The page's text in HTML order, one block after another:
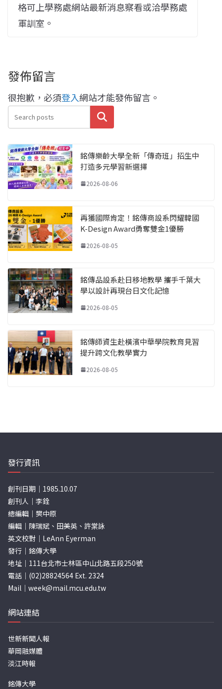
格可上學務處網站最新消息察看或洽學務處
軍訓室。
發佈留言
很抱歉，必須登入網站才能發佈留言。
搜尋
銘傳樂齡大學全新「傳奇班」招生中
打造多元學習新選擇
2026-08-06
再獲國際肯定！銘傳商設系閃耀韓國
K-Design Award勇奪雙金1優勝
2026-08-05
銘傳品設系赴日移地教學 攜手千葉大
學以設計再現台日文化記憶
2026-08-05
銘傳師資生赴橫濱中華學院教育見習
提升跨文化教學實力
2026-08-05
發行資訊
創刊日期｜1985.10.07
創刊人｜李銓
總編輯｜樊中原
編輯｜陳瑞斌、田美英、許棠詠
英文校對｜LeAnn Eyerman
發行｜銘傳大學
地址｜111台北市士林區中山北路五段250號
電話｜(02)28824564 Ext. 2324
Mail｜ week@mail.mcu.edu.tw
網站連結
世新新聞人報
華岡融媒體
淡江時報
銘傳大學